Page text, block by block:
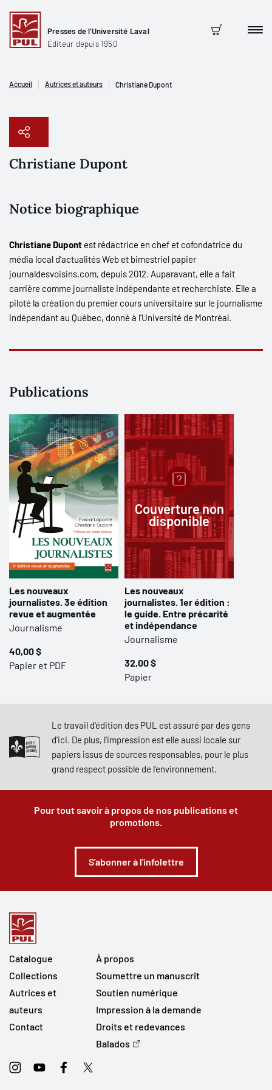
Presses de l'Université Laval
Éditeur depuis 1950
Panier
Accueil Autrices et auteurs Christiane Dupont
Christiane Dupont
Notice biographique
Christiane Dupont est rédactrice en chef et cofondatrice du
média local d’actualités Web et bimestriel papier
journaldesvoisins.com, depuis 2012. Auparavant, elle a fait
carrière comme journaliste indépendante et recherchiste. Elle a
piloté la création du premier cours universitaire sur le journalisme
indépendant au Québec, donné à l’Université de Montréal.
Publications
Les nouveaux
journalistes. 3e édition
revue et augmentée
Journalisme
40,00 $
Papier et PDF
Couverture non
disponible
Les nouveaux
journalistes. 1er édition :
le guide. Entre précarité
et indépendance
Journalisme
32,00 $
Papier
Le travail d'édition des PUL est assuré par des gens
d'ici. De plus, l'impression est elle aussi locale sur
papiers issus de sources responsables, pour le plus
grand respect possible de l'environnement.
Pour tout savoir à propos de nos publications et
promotions.
S'abonner à l'infolettre
Catalogue
Collections
Autrices et
auteurs
Contact
À propos
Soumettre un manuscrit
Soutien numérique
Impression à la demande
Droits et redevances
Balados
InstagramYoutubeFacebookTwitter